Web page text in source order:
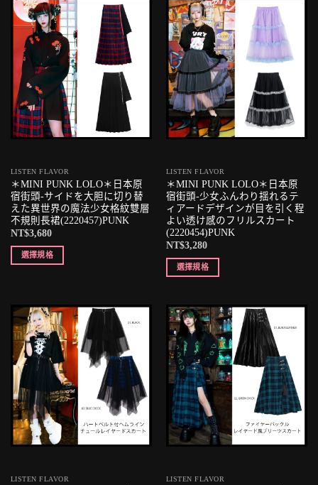
LISTEN FLAVOR
＊MINI PUNK LOLO＊日本原
宿街頭-サイドを大胆に切り替
えた異世界の魔法少女格紋雙層
不規則長裙(2220457)PUNK
NT$3,680
選擇規格
LISTEN FLAVOR
＊MINI PUNK LOLO＊日本原
宿街頭-少女ふんわり揺れるテ
ィアードデザインが目を引く程
よい透け感のフリルスカート
(2220454)PUNK
NT$3,280
選擇規格
LISTEN FLAVOR LISTEN FLAVOR